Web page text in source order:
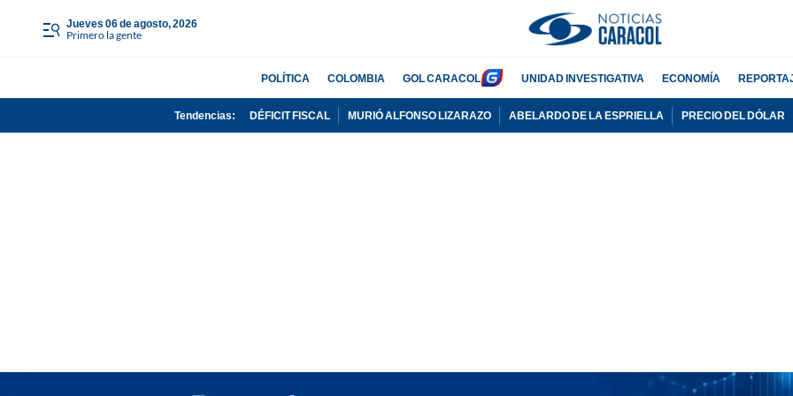
jueves 06 de agosto, 2026
Primero la gente
POLÍTICA COLOMBIA GOL CARACOL UNIDAD INVESTIGATIVA ECONOMÍA
Tendencias: DÉFICIT FISCAL MURIÓ ALFONSO LIZARAZO ABELARDO DE LA ESPRIELLA PRECIO DEL DÓLAR